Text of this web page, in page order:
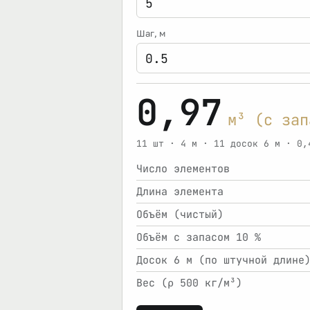
Шаг, м
0,97 м³ (с
11 шт · 4 м · 11 досок 6 м ·
Число элементов
Длина элемента
Объём (чистый)
Объём с запасом 10 %
Досок 6 м (по штучной длине)
Вес (ρ 500 кг/м³)